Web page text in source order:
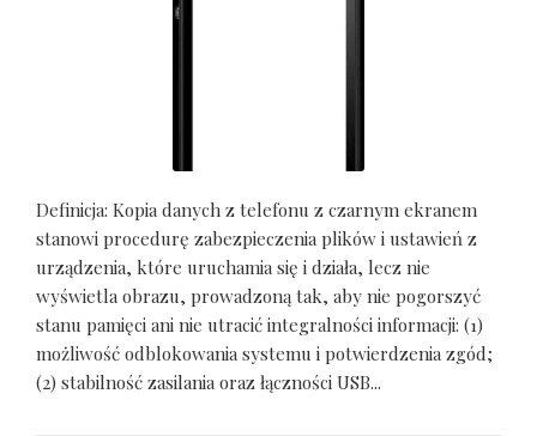
Definicja: Kopia danych z telefonu z czarnym ekranem
stanowi procedurę zabezpieczenia plików i ustawień z
urządzenia, które uruchamia się i działa, lecz nie
wyświetla obrazu, prowadzoną tak, aby nie pogorszyć
stanu pamięci ani nie utracić integralności informacji: (1)
możliwość odblokowania systemu i potwierdzenia zgód;
(2) stabilność zasilania oraz łączności USB...